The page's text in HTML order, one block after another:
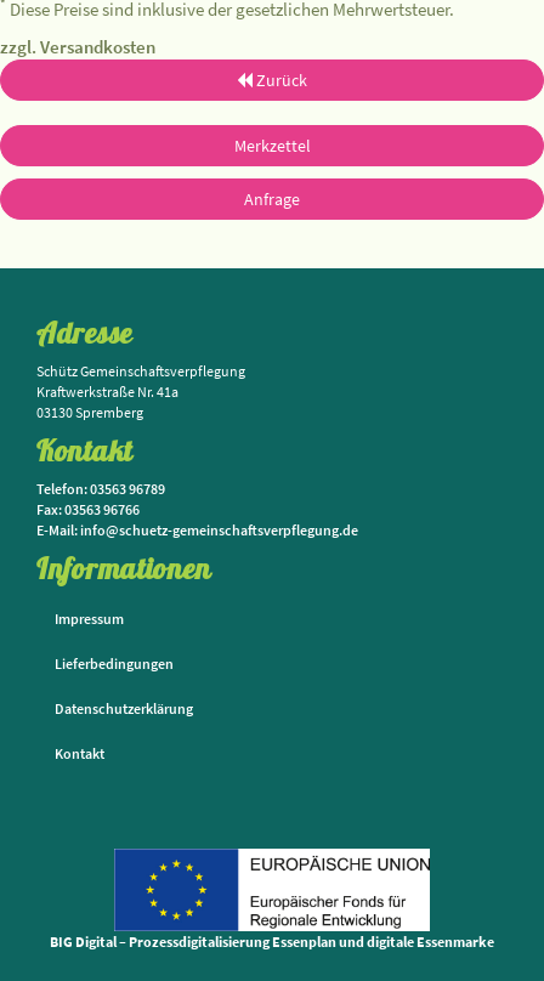
* Diese Preise sind inklusive der gesetzlichen Mehrwertsteuer.
zzgl. Versandkosten
Zurück
Merkzettel
Anfrage
Adresse
Schütz Gemeinschaftsverpflegung
Kraftwerkstraße Nr. 41a
03130 Spremberg
Kontakt
Telefon: 03563 96789
Fax: 03563 96766
E-Mail: info@schuetz-gemeinschaftsverpflegung.de
Informationen
Impressum
Lieferbedingungen
Datenschutzerklärung
Kontakt
BIG Digital – Prozessdigitalisierung Essenplan und digitale Essenmarke